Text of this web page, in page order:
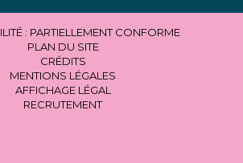
: PARTIELLEMENT CONFORME
PLAN DU SITE
CRÉDITS
MENTIONS LÉGALES
AFFICHAGE LÉGAL
RECRUTEMENT